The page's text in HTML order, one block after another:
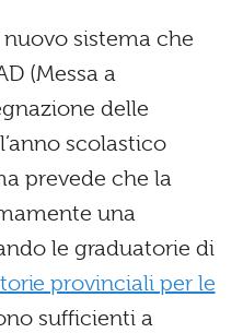
sistema che
(Messa a
delle
scolastico
prevede che la
una
le graduatorie di
provinciali per le
sufficienti a